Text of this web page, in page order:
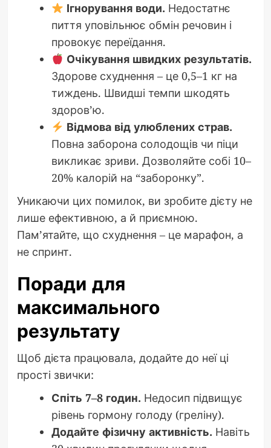
Ігнорування води. Недостатнє
пиття уповільнює обмін речовин і
провокує переїдання.
Очікування швидких результатів.
Здорове схуднення – це 0,5–1 кг на
тиждень. Швидші темпи шкодять
здоров’ю.
Відмова від улюблених страв.
Повна заборона солодощів чи піци
викликає зриви. Дозволяйте собі 10–
20% калорій на “заборонку”.
Уникаючи цих помилок, ви зробите дієту не
лише ефективною, а й приємною.
Пам’ятайте, що схуднення – це марафон, а
не спринт.
Поради для
максимального
результату
Щоб дієта працювала, додайте до неї ці
прості звички:
Спіть 7–8 годин. Недосип підвищує
рівень гормону голоду (греліну).
Додайте фізичну активність. Навіть